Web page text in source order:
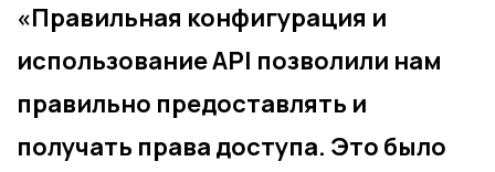
«Правильная конфигурация и
использование API позволили нам
правильно предоставлять и
получать права доступа. Это было